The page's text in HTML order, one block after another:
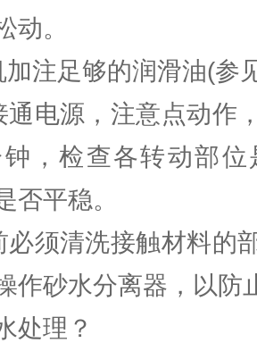
动。
注足够的润滑油(参
通电源，注意点动作
，检查各转动部
否平稳。
必须清洗接触材料的
作砂水分离器，以防
处理？